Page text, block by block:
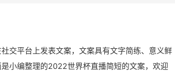
交平台上发表文案，文案具有文字简练、意义鲜
小编整理的2022世界杯直播简短的文案，欢迎